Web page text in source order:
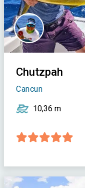
Chutzpah
Cancun
10,36 m